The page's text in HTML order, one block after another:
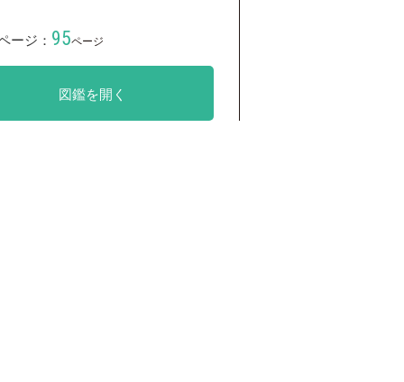
ージ： 95ページ
図鑑を開く